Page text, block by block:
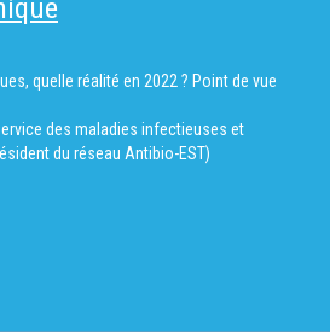
quelle réalité en 2022 ? Point de vue
des maladies infectieuses et
du réseau Antibio-EST)